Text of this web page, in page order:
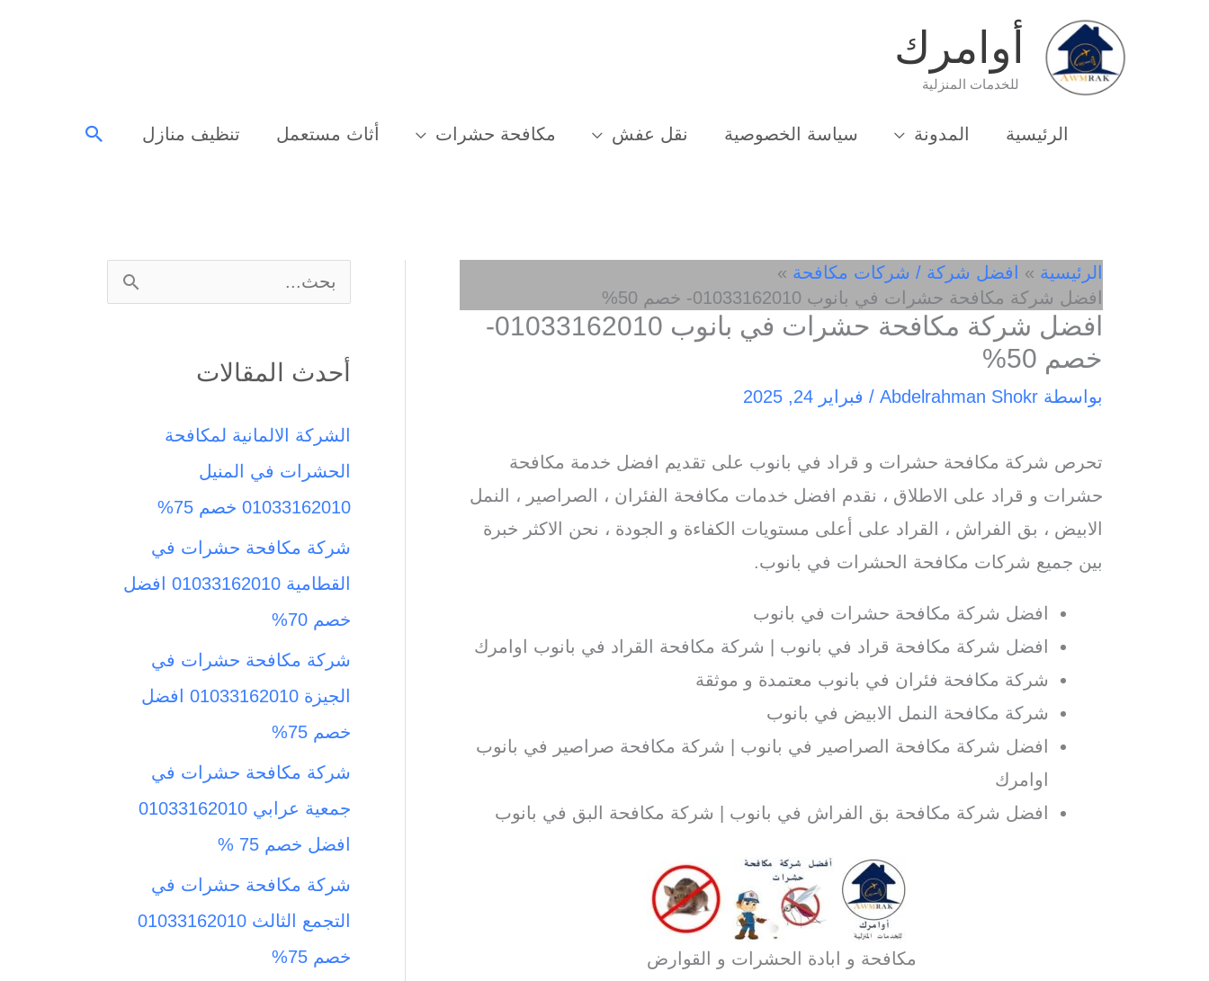
أوامرك
للخدمات المنزلية
الرئيسية المدونة سياسة الخصوصية نقل عفش مكافحة حشرات أثاث مستعمل تنظيف منازل البحث
الرئيسية
افضل شركة / شركات مكافحة
افضل شركة مكافحة حشرات في بانوب 01033162010- خصم 50%
افضل شركة مكافحة حشرات في بانوب 01033162010-
خصم 50%
بواسطة Abdelrahman Shokr
/ فبراير 24, 2025
تحرص شركة مكافحة حشرات و قراد في بانوب على تقديم افضل خدمة مكافحة
حشرات و قراد على الاطلاق ، نقدم افضل خدمات مكافحة الفئران ، الصراصير ، النمل
الابيض ، بق الفراش ، القراد على أعلى مستويات الكفاءة و الجودة ، نحن الاكثر خبرة
بين جميع شركات مكافحة الحشرات في بانوب.
افضل شركة مكافحة حشرات في بانوب
افضل شركة مكافحة قراد في بانوب | شركة مكافحة القراد في بانوب اوامرك
شركة مكافحة فئران في بانوب معتمدة و موثقة
شركة مكافحة النمل الابيض في بانوب
افضل شركة مكافحة الصراصير في بانوب | شركة مكافحة صراصير في بانوب
اوامرك
افضل شركة مكافحة بق الفراش في بانوب | شركة مكافحة البق في بانوب
مكافحة و ابادة الحشرات و القوارض
ب
ث
ع
ن
أحدث المقالات
الشركة الالمانية لمكافحة
الحشرات في المنيل
01033162010 خصم 75%
شركة مكافحة حشرات في
القطامية 01033162010 افضل
خصم 70%
شركة مكافحة حشرات في
الجيزة 01033162010 افضل
خصم 75%
شركة مكافحة حشرات في
جمعية عرابي 01033162010
افضل خصم 75 %
شركة مكافحة حشرات في
التجمع الثالث 01033162010
خصم 75%